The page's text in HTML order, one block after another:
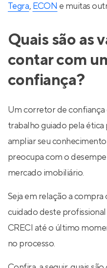
Tegra, ECON e muitas
Quais são as
contar com
confiança?
Um corretor de confiança
trabalho guiado pela ética
ampliar seu
preocupa com o
mercado imobiliário.
Seja em relação a
cuidado deste
CRECI até o último
no processo.